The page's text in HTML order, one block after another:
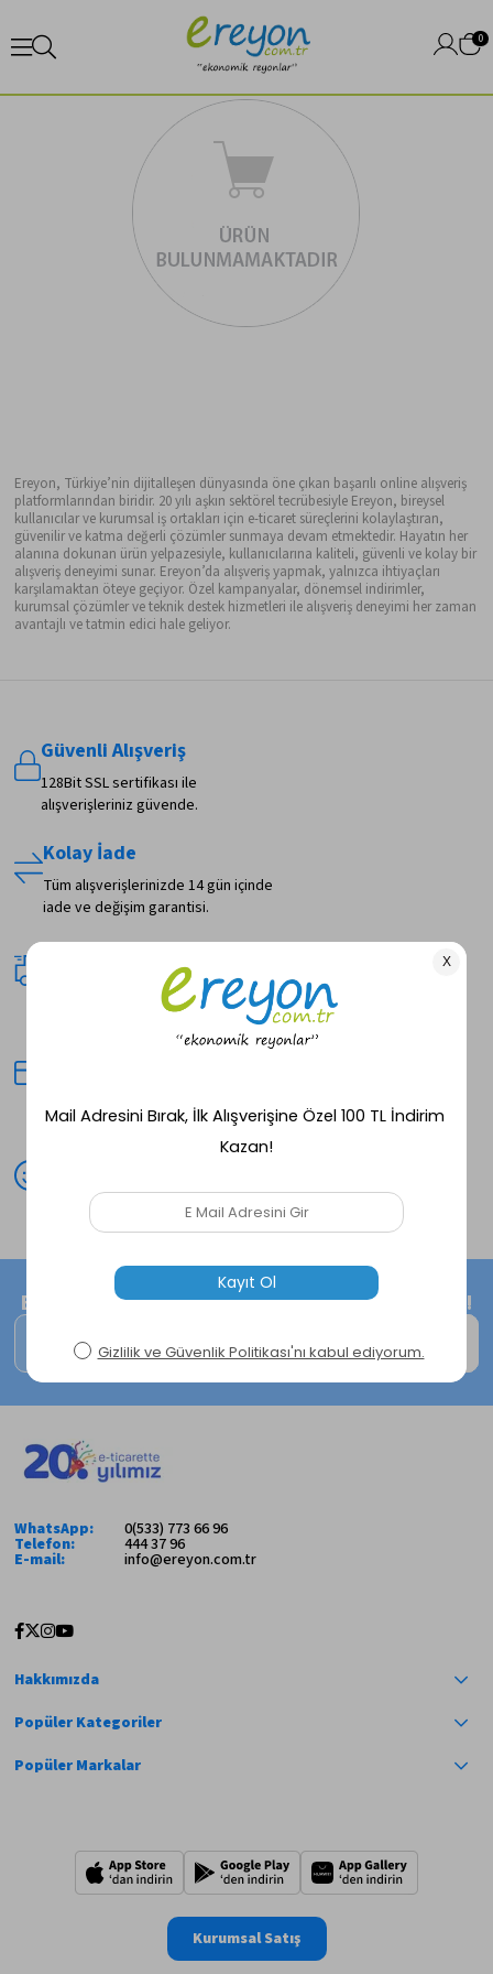
0
Ereyon, Türkiye’nin dijitalleşen dünyasında öne çıkan başarılı online alışveriş
platformlarından biridir. 20 yılı aşkın sektörel tecrübesiyle Ereyon, bireysel
kullanıcılar ve kurumsal iş ortakları için e-ticaret süreçlerini kolaylaştıran,
güvenilir ve katma değerli çözümler sunmaya devam etmektedir. Hayatın her
alanına dokunan ürün yelpazesiyle, kullanıcılarına kaliteli, güvenli ve kolay bir
alışveriş deneyimi sunar. Ereyon’da alışveriş yapmak, yalnızca ihtiyaçları
karşılamaktan öteye geçiyor. Özel kampanyalar, dönemsel indirimler,
kurumsal çözümler ve teknik destek hizmetleri ile alışveriş deneyimi her zaman
avantajlı ve tatmin edici hale geliyor.
Güvenli Alışveriş
128Bit SSL sertifikası ile
alışverişleriniz güvende.
Kolay İade
Tüm alışverişlerinizde 14 gün içinde
iade ve değişim garantisi.
Seçili ürünlerde aynı gün kargo
deneyimi!
Peşin fiyatına avantajlı alışveriş
deneyimi!
E-Bültene kayıt ol, size özel fırsatları kaçırma!
WhatsApp: 0(533) 773 66 96
Telefon: 444 37 96
E-mail: info@ereyon.com.tr
Hakkımızda
Popüler Kategoriler
Popüler Markalar
Kurumsal Satış